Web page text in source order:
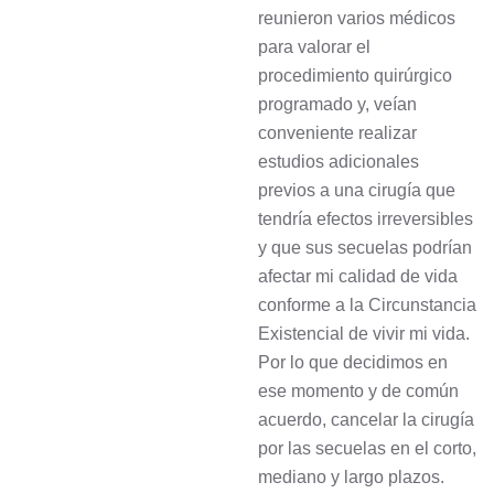
reunieron varios médicos
para valorar el
procedimiento quirúrgico
programado y, veían
conveniente realizar
estudios adicionales
previos a una cirugía que
tendría efectos irreversibles
y que sus secuelas podrían
afectar mi calidad de vida
conforme a la Circunstancia
Existencial de vivir mi vida.
Por lo que decidimos en
ese momento y de común
acuerdo, cancelar la cirugía
por las secuelas en el corto,
mediano y largo plazos.